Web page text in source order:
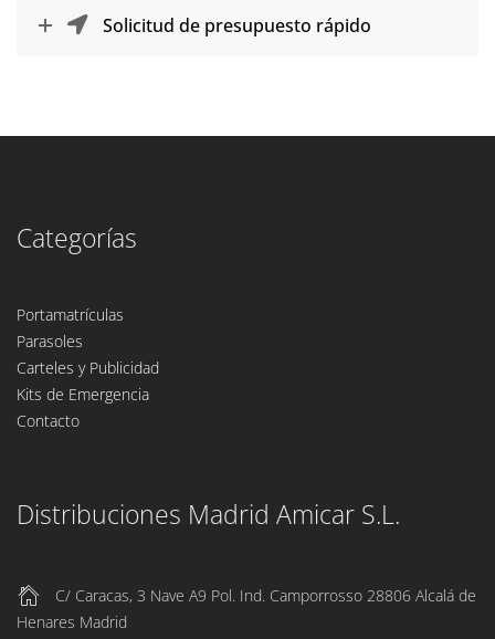
Solicitud de presupuesto rápido
Categorías
Portamatrículas
Parasoles
Carteles y Publicidad
Kits de Emergencia
Contacto
Distribuciones Madrid Amicar S.L.
C/ Caracas, 3 Nave A9 Pol. Ind. Camporrosso 28806 Alcalá de
Henares Madrid